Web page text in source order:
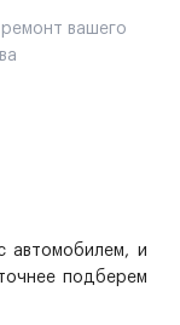
вашего
автомобилем, и
подберем